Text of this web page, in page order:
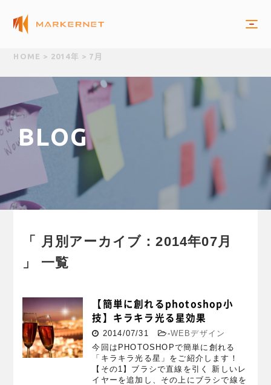
HOME > 2014年 > 7月
BLOG
「 月別アーカイブ：2014年07月
」 一覧
【簡単に創れるphotoshop小
技】キラキラ光る星効果
2014/07/31 -WEBデザイン
今回はPHOTOSHOPで簡単に創れる
「キラキラ光る星」をご紹介します！
【その1】ブラシで直線を引く 新しいレ
イヤーを追加し、その上にブラシで線を